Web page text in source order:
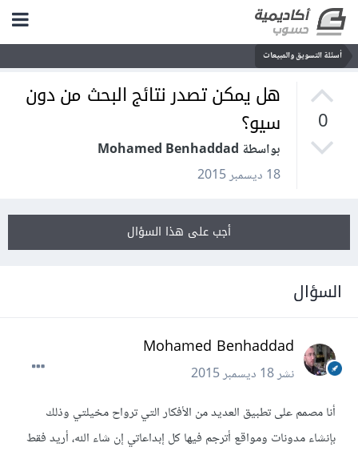
أسئلة التسويق والمبيعات
0
هل يمكن تصدر نتائج البحث من دون
سيو؟
بواسطة Mohamed Benhaddad
18 ديسمبر 2015
أجب على هذا السؤال
السؤال
Mohamed Benhaddad
نشر18 ديسمبر 2015
أنا مصمم على تطبيق العديد من الأفكار التي ترواح مخيلتي وذلك
بإنشاء مدونات ومواقع أترجم فيها كل إبداعاتي إن شاء الله، أريد فقط